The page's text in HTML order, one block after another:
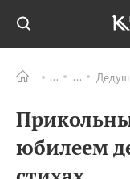
юбилеем